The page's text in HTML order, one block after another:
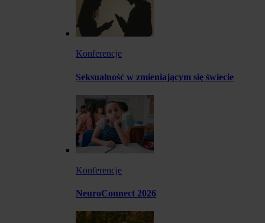
Konferencje
Seksualność w zmieniającym się świecie
Konferencje
NeuroConnect 2026